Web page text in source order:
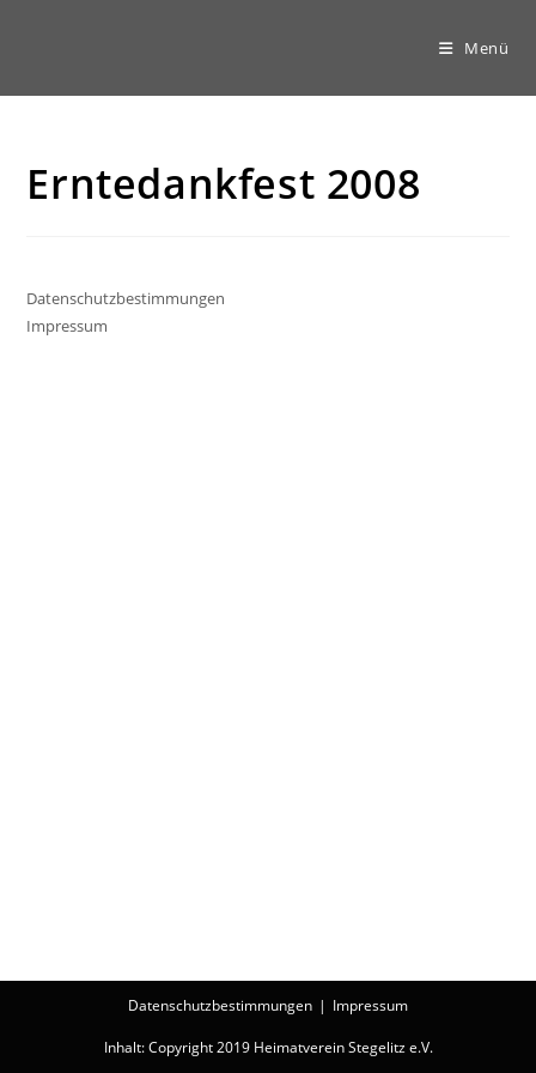
Menü
Erntedankfest 2008
Datenschutzbestimmungen
Impressum
Datenschutzbestimmungen Impressum
Inhalt: Copyright 2019 Heimatverein Stegelitz e.V.